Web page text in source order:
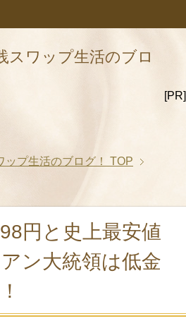
スワップ生活のブロ
[PR]
ップ生活のブログ！
TOP
円と史上最安値
ン大統領は低金